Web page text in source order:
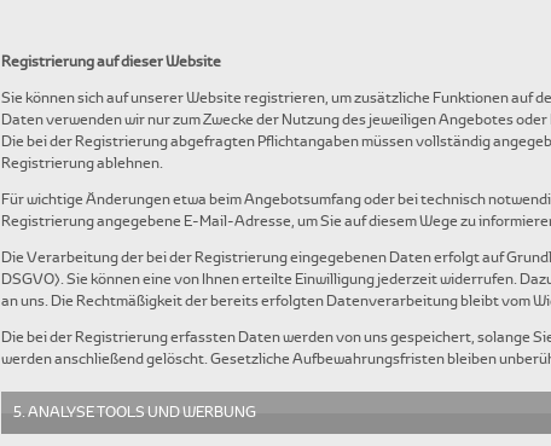
Registrierung auf dieser Website
Sie können sich auf unserer Website registrieren, um zusätzliche Funktionen auf
Daten verwenden wir nur zum Zwecke der Nutzung des jeweiligen Angebotes
Die bei der Registrierung abgefragten Pflichtangaben müssen vollständig
Registrierung ablehnen.
Für wichtige Änderungen etwa beim Angebotsumfang oder bei technisch
Registrierung angegebene E-Mail-Adresse, um Sie auf diesem Wege zu
Die Verarbeitung der bei der Registrierung eingegebenen Daten erfolgt auf
DSGVO). Sie können eine von Ihnen erteilte Einwilligung jederzeit widerrufen.
an uns. Die Rechtmäßigkeit der bereits erfolgten Datenverarbeitung bleibt vom
Die bei der Registrierung erfassten Daten werden von uns gespeichert, solange
werden anschließend gelöscht. Gesetzliche Aufbewahrungsfristen bleiben
5. ANALYSE TOOLS UND WERBUNG